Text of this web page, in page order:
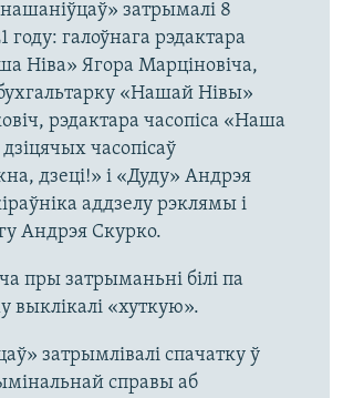
затрымалі 8
году: галоўнага рэдактара
Ніва» Ягора Марціновіча,
«Нашай Нівы»
рэдактара часопіса «Наша
часопісаў
дзеці!» і «Дуду» Андрэя
аддзелу рэклямы і
Андрэя Скурко.
пры затрыманьні білі па
выклікалі «хуткую».
затрымлівалі спачатку ў
справы аб